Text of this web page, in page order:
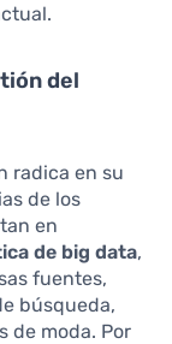
del
radica en su
de los
en
de big data,
fuentes,
búsqueda,
de moda. Por